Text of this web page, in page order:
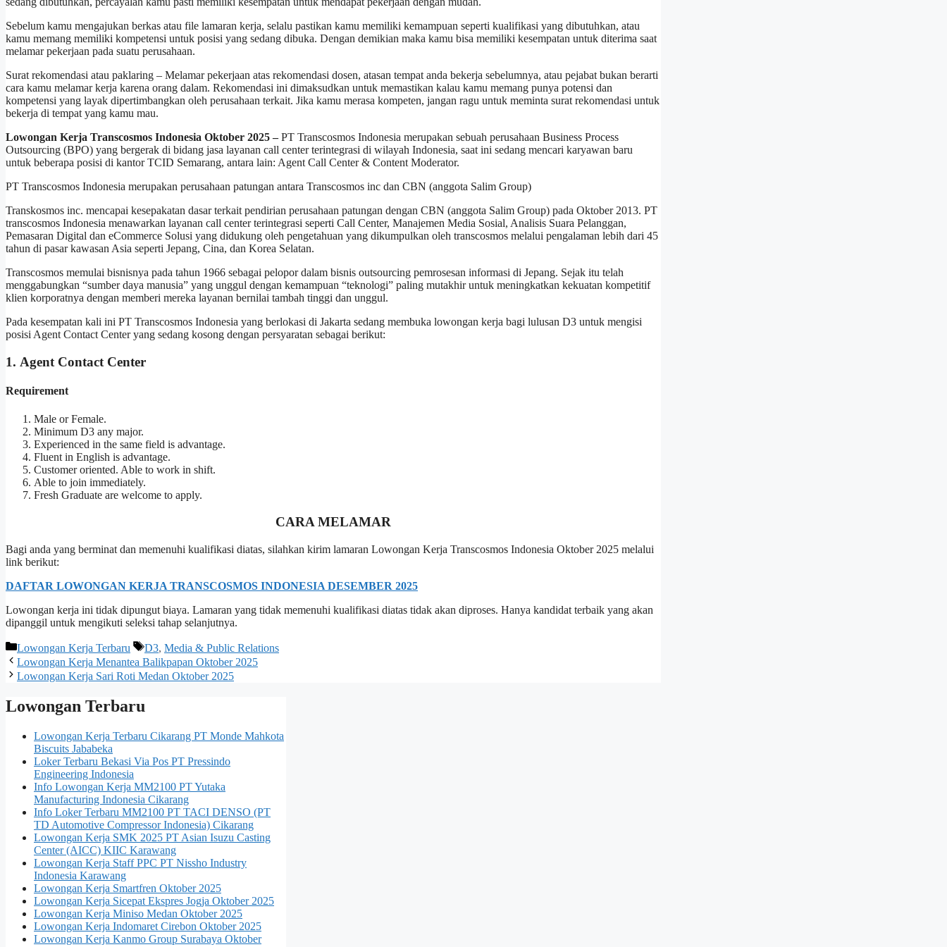
Sebelum kamu mengajukan berkas atau file lamaran kerja, selalu pastikan kamu memiliki kemampuan seperti kualifikasi yang dibutuhkan, atau
kamu memang memiliki kompetensi untuk posisi yang sedang dibuka. Dengan demikian maka kamu bisa memiliki kesempatan untuk diterima saat
melamar pekerjaan pada suatu perusahaan.
Surat rekomendasi atau paklaring – Melamar pekerjaan atas rekomendasi dosen, atasan tempat anda bekerja sebelumnya, atau pejabat bukan berarti
cara kamu melamar kerja karena orang dalam. Rekomendasi ini dimaksudkan untuk memastikan kalau kamu memang punya potensi dan
kompetensi yang layak dipertimbangkan oleh perusahaan terkait. Jika kamu merasa kompeten, jangan ragu untuk meminta surat rekomendasi untuk
bekerja di tempat yang kamu mau.
Lowongan Kerja Transcosmos Indonesia Oktober 2025 –PT Transcosmos Indonesia merupakan sebuah perusahaan Business Process
Outsourcing (BPO) yang bergerak di bidang jasa layanan call center terintegrasi di wilayah Indonesia, saat ini sedang mencari karyawan baru
untuk beberapa posisi di kantor TCID Semarang, antara lain: Agent Call Center & Content Moderator.
PT Transcosmos Indonesia merupakan perusahaan patungan antara Transcosmos inc dan CBN (anggota Salim Group)
Transkosmos inc. mencapai kesepakatan dasar terkait pendirian perusahaan patungan dengan CBN (anggota Salim Group) pada Oktober 2013. PT
transcosmos Indonesia menawarkan layanan call center terintegrasi seperti Call Center, Manajemen Media Sosial, Analisis Suara Pelanggan,
Pemasaran Digital dan eCommerce Solusi yang didukung oleh pengetahuan yang dikumpulkan oleh transcosmos melalui pengalaman lebih dari 45
tahun di pasar kawasan Asia seperti Jepang, Cina, dan Korea Selatan.
Transcosmos memulai bisnisnya pada tahun 1966 sebagai pelopor dalam bisnis outsourcing pemrosesan informasi di Jepang. Sejak itu telah
menggabungkan “sumber daya manusia” yang unggul dengan kemampuan “teknologi” paling mutakhir untuk meningkatkan kekuatan kompetitif
klien korporatnya dengan memberi mereka layanan bernilai tambah tinggi dan unggul.
Pada kesempatan kali ini PT Transcosmos Indonesia yang berlokasi di Jakarta sedang membuka lowongan kerja bagi lulusan D3 untuk mengisi
posisi Agent Contact Center yang sedang kosong dengan persyaratan sebagai berikut:
1. Agent Contact Center
Requirement
Male or Female.
Minimum D3 any major.
Experienced in the same field is advantage.
Fluent in English is advantage.
Customer oriented. Able to work in shift.
Able to join immediately.
Fresh Graduate are welcome to apply.
CARA MELAMAR
Bagi anda yang berminat dan memenuhi kualifikasi diatas, silahkan kirim lamaran Lowongan Kerja Transcosmos Indonesia Oktober 2025 melalui
link berikut:
DAFTAR LOWONGAN KERJA TRANSCOSMOS INDONESIA DESEMBER 2025
Lowongan kerja ini tidak dipungut biaya. Lamaran yang tidak memenuhi kualifikasi diatas tidak akan diproses. Hanya kandidat terbaik yang akan
dipanggil untuk mengikuti seleksi tahap selanjutnya.
Kategori
Lowongan Kerja Terbaru Tag
D3, Media & Public Relations
Lowongan Kerja Menantea Balikpapan Oktober 2025
Lowongan Kerja Sari Roti Medan Oktober 2025
Lowongan Terbaru
Lowongan Kerja Terbaru Cikarang PT Monde Mahkota
Biscuits Jababeka
Loker Terbaru Bekasi Via Pos PT Pressindo
Engineering Indonesia
Info Lowongan Kerja MM2100 PT Yutaka
Manufacturing Indonesia Cikarang
Info Loker Terbaru MM2100 PT TACI DENSO (PT
TD Automotive Compressor Indonesia) Cikarang
Lowongan Kerja SMK 2025 PT Asian Isuzu Casting
Center (AICC) KIIC Karawang
Lowongan Kerja Staff PPC PT Nissho Industry
Indonesia Karawang
Lowongan Kerja Smartfren Oktober 2025
Lowongan Kerja Sicepat Ekspres Jogja Oktober 2025
Lowongan Kerja Miniso Medan Oktober 2025
Lowongan Kerja Indomaret Cirebon Oktober 2025
Lowongan Kerja Kanmo Group Surabaya Oktober